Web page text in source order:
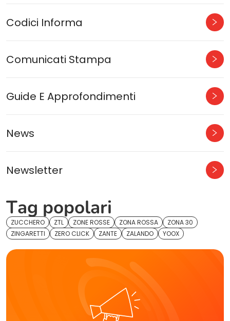
Codici Informa
Comunicati Stampa
Guide E Approfondimenti
News
Newsletter
Tag popolari
ZUCCHERO ZTL ZONE ROSSE ZONA ROSSA
ZONA 30
ZINGARETTI
ZERO CLICK ZANTE ZALANDO YOOX